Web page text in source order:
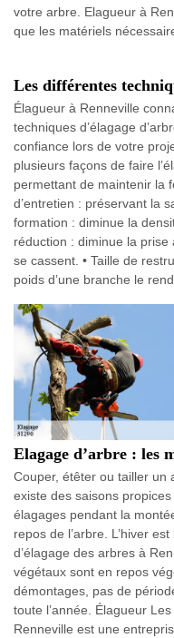
votre arbre. Elagueur à
que les matériels
Les différentes
Élagueur à Renneville
techniques d’élagage
confiance lors de votre
plusieurs façons de faire
permettant de maintenir la
d’entretien : préservant la
formation : diminue la
réduction : diminue la
se cassent. • Taille de
poids d’une branche le
Elagage d’arbre : les
Couper, étêter ou tailler un
existe des saisons
élagages pendant la
repos de l’arbre. L’hiver
d’élagage des arbres à
végétaux sont en repos
démontages, pas de
toute l’année. Élagueur
Renneville est une